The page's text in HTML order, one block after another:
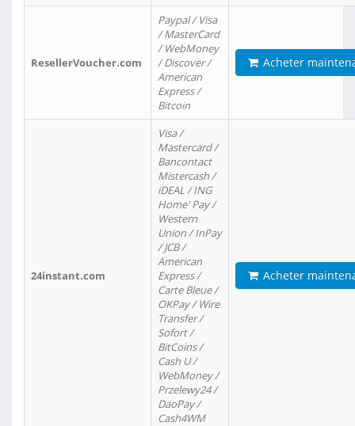
ResellerVoucher.com
Paypal / Visa
/ MasterCard
/ WebMoney
/ Discover /
American
Express /
Bitcoin
Acheter
24instant.com
Visa /
Mastercard /
Bancontact
Mistercash /
iDEAL / ING
Home' Pay /
Western
Union / InPay
/ JCB /
American
Express /
Carte Bleue /
OKPay / Wire
Transfer /
Sofort /
BitCoins /
Cash U /
WebMoney /
Przelewy24 /
DaoPay /
Cash4WM
Acheter